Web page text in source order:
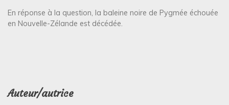
En réponse à la question, la baleine noire de Pygmée échouée
en Nouvelle-Zélande est décédée.
Auteur/autrice